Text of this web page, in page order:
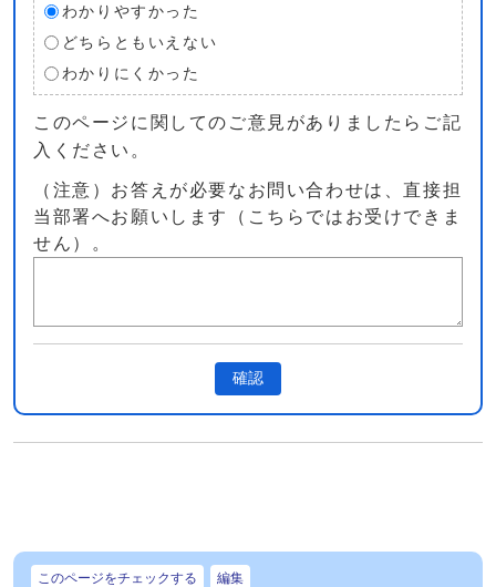
わかりやすかった
どちらともいえない
わかりにくかった
このページに関してのご意見がありましたらご記
入ください。
（注意）お答えが必要なお問い合わせは、直接担
当部署へお願いします（こちらではお受けできま
せん）。
確認
このページをチェックする 編集